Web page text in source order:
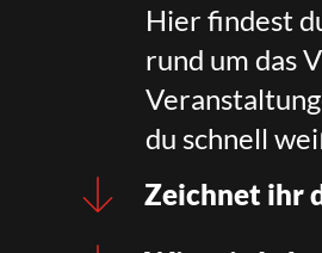
Hier findest
rund um das
du schnell
Zeichnet ihr